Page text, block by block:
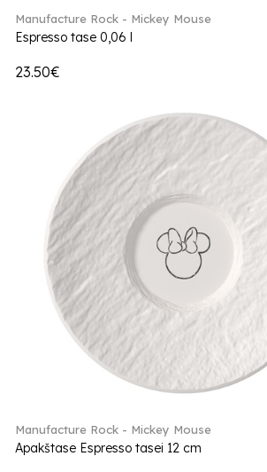
Manufacture Rock - Mickey Mouse
Espresso tase 0,06 l
23.50€
Manufacture Rock - Mickey Mouse
Apakštase Espresso tasei 12 cm